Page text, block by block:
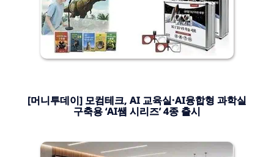
[머니투데이] 모컴테크, AI 교육실·AI융합형 과학실
구축용 ‘AI쌤 시리즈’ 4종 출시